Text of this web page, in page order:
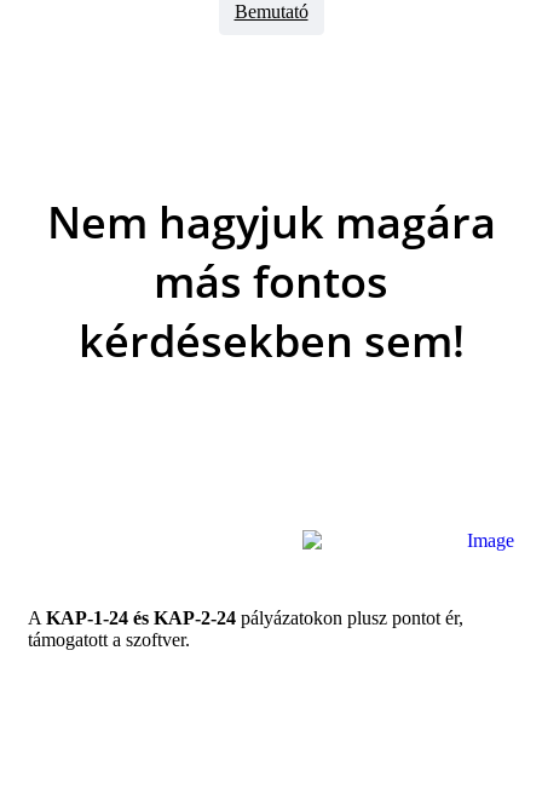
Bemutató
Nem hagyjuk magára
más fontos
kérdésekben sem!
A KAP-1-24 és KAP-2-24 pályázatokon plusz pontot ér,
támogatott a szoftver.